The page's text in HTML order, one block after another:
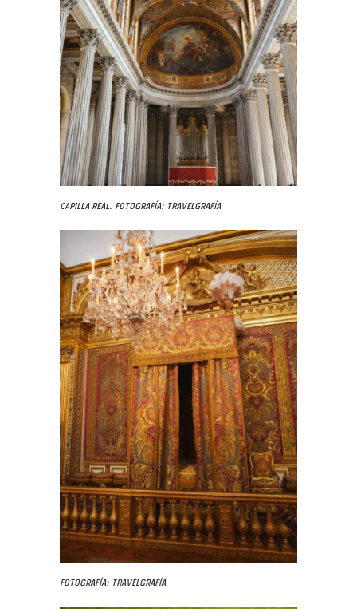
Capilla Real. Fotografía: Travelgrafía
Fotografía: Travelgrafía